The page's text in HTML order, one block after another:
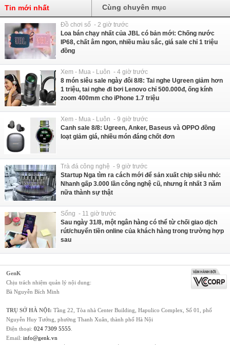
Tin mới nhất Cùng chuyên mục
Đồ chơi số - 2 giờ trước
Loa bán chạy nhất của JBL có bản mới: Chống nước
IP68, chất âm ngon, nhiều màu sắc, giá sale chỉ 1 triệu
đồng
Xem - Mua - Luôn - 4 giờ trước
8 món siêu sale ngày đôi 8/8: Tai nghe Ugreen giảm hơn
1 triệu, tai nghe đi bơi Lenovo chỉ 500.000đ, ống kính
zoom 400mm cho iPhone 1.7 triệu
Xem - Mua - Luôn - 9 giờ trước
Canh sale 8/8: Ugreen, Anker, Baseus và OPPO đồng
loạt giảm giá, nhiều món đáng chốt đơn
Trà đá công nghệ - 9 giờ trước
Startup Nga tìm ra cách mới để sản xuất chip siêu nhỏ:
Nhanh gấp 3.000 lần công nghệ cũ, nhưng ít nhất 3 năm
nữa thành sự thật
Sống - 11 giờ trước
Sau ngày 31/8, một ngân hàng có thể từ chối giao dịch
rút/chuyển tiền online của khách hàng trong trường hợp
sau
GenK
Chịu trách nhiệm quản lý nội dung:
Bà Nguyễn Bích Minh
TRỤ SỞ HÀ NỘI: Tầng 22, Tòa nhà Center Building, Hapulico Complex, Số 01, phố
Nguyễn Huy Tưởng, phường Thanh Xuân, thành phố Hà Nội
Điện thoại: 024 7309 5555
Email: info@genk.vn